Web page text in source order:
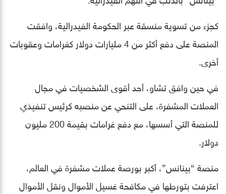
كجزء من تسوية منسقة عبر الحكومة الفيدرالية، وافقت
المنصة على دفع أكثر من 4 مليارات دولار كغرامات وعقوبات
أخرى.
في حين وافق تشاو، أحد أقوى الشخصيات في مجال
العملات المشفرة، على التنحي عن منصبه كرئيس تنفيذي
للمنصة التي أسسها، مع دفع غرامات بقيمة 200 مليون
دولار.
منصة “بينانس”، أكبر بورصة عملات مشفرة في العالم،
اعترفت بتورطها في مكافحة غسيل الأموال ونقل الأموال